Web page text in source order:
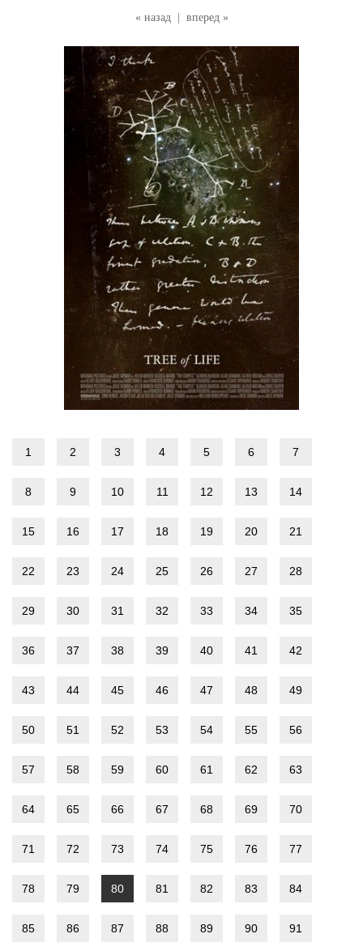
« назад
вперед »
1 2 3 4 5 6 7
8 9 10 11 12 13 14
15 16 17 18 19 20 21
22 23 24 25 26 27 28
29 30 31 32 33 34 35
36 37 38 39 40 41 42
43 44 45 46 47 48 49
50 51 52 53 54 55 56
57 58 59 60 61 62 63
64 65 66 67 68 69 70
71 72 73 74 75 76 77
78 79 80 81 82 83 84
85 86 87 88 89 90 91